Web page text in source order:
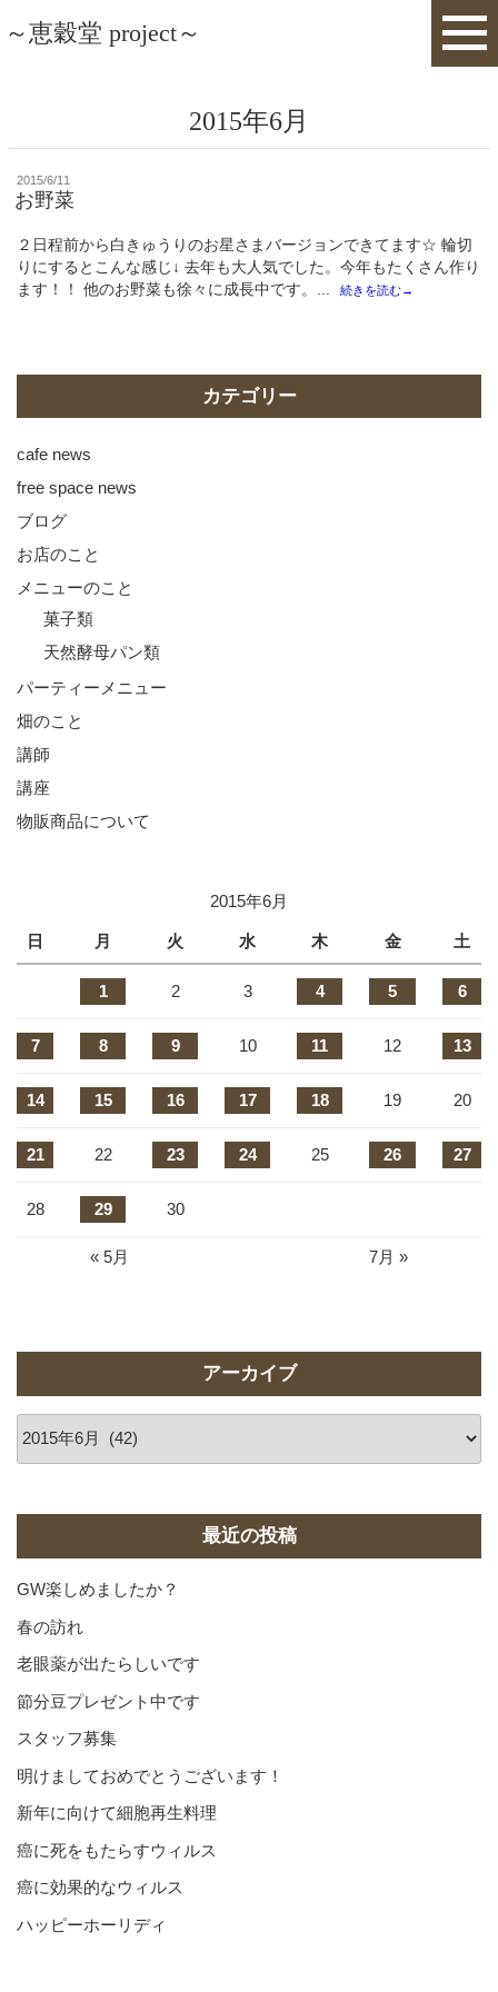
～恵穀堂 project～
2015年6月
投
稿
日:
2015/6/11
お野菜
２日程前から白きゅうりのお星さまバージョンできてます☆ 輪切
りにするとこんな感じ↓ 去年も大人気でした。今年もたくさん作り
ます！！ 他のお野菜も徐々に成長中です。...
続きを読む→
カテゴリー
cafe news
free space news
ブログ
お店のこと
メニューのこと
菓子類
天然酵母パン類
パーティーメニュー
畑のこと
講師
講座
物販商品について
2015年6月
日 月 火 水 木 金 土
1 2 3 4 5 6
7 8 9 10 11 12 13
14 15 16 17 18 19 20
21 22 23 24 25 26 27
28 29 30
« 5月 7月 »
アーカイブ
最近の投稿
GW楽しめましたか？
春の訪れ
老眼薬が出たらしいです
節分豆プレゼント中です
スタッフ募集
明けましておめでとうございます！
新年に向けて細胞再生料理
癌に死をもたらすウィルス
癌に効果的なウィルス
ハッピーホーリディ